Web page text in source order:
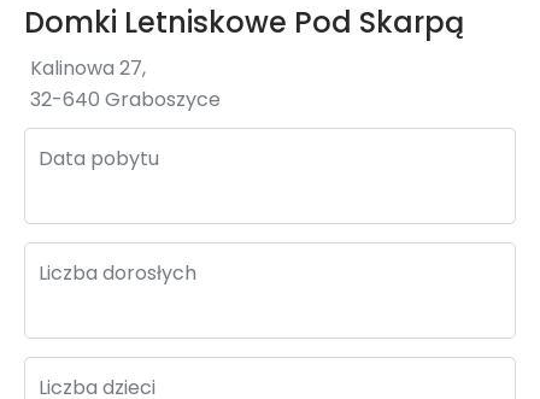
Domki Letniskowe Pod Skarpą
Kalinowa 27,
32-640 Graboszyce
Data pobytu
Liczba dorosłych
Liczba dzieci